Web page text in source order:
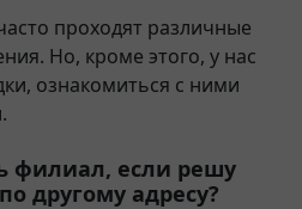
проходят различные
Но, кроме этого, у нас
ознакомиться с ними
филиал, если решу
другому адресу?